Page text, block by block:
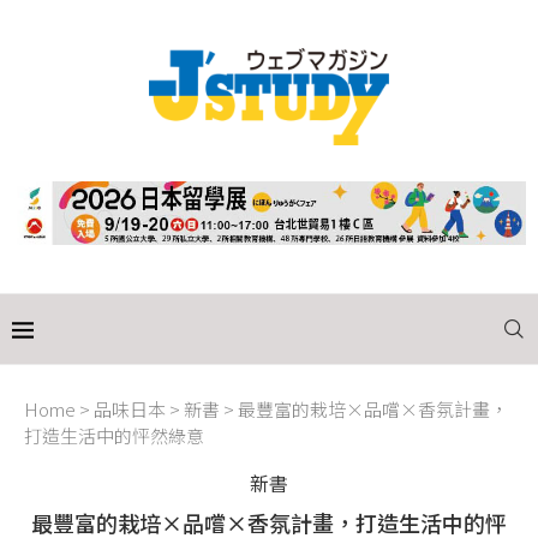
Home > 品味日本 > 新書 >最豐富的栽培×品嚐×香氛計畫，
打造生活中的怦然綠意
新書
最豐富的栽培×品嚐×香氛計畫，打造生活中的怦